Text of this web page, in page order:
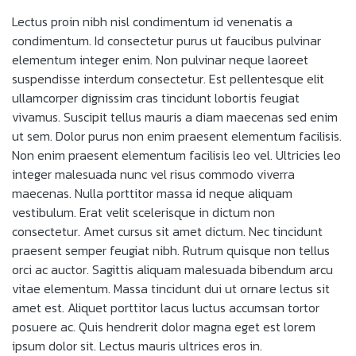
Lectus proin nibh nisl condimentum id venenatis a
condimentum. Id consectetur purus ut faucibus pulvinar
elementum integer enim. Non pulvinar neque laoreet
suspendisse interdum consectetur. Est pellentesque elit
ullamcorper dignissim cras tincidunt lobortis feugiat
vivamus. Suscipit tellus mauris a diam maecenas sed enim
ut sem. Dolor purus non enim praesent elementum facilisis.
Non enim praesent elementum facilisis leo vel. Ultricies leo
integer malesuada nunc vel risus commodo viverra
maecenas. Nulla porttitor massa id neque aliquam
vestibulum. Erat velit scelerisque in dictum non
consectetur. Amet cursus sit amet dictum. Nec tincidunt
praesent semper feugiat nibh. Rutrum quisque non tellus
orci ac auctor. Sagittis aliquam malesuada bibendum arcu
vitae elementum. Massa tincidunt dui ut ornare lectus sit
amet est. Aliquet porttitor lacus luctus accumsan tortor
posuere ac. Quis hendrerit dolor magna eget est lorem
ipsum dolor sit. Lectus mauris ultrices eros in.